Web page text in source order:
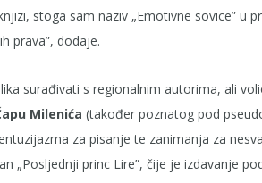
stoga sam naziv „Emotivne sovice” u
prava”, dodaje.
surađivati s regionalnim autorima, ali
Milenića (također poznatog pod
za pisanje te zanimanja za
„Posljednji princ Lire”, čije je izdavanje